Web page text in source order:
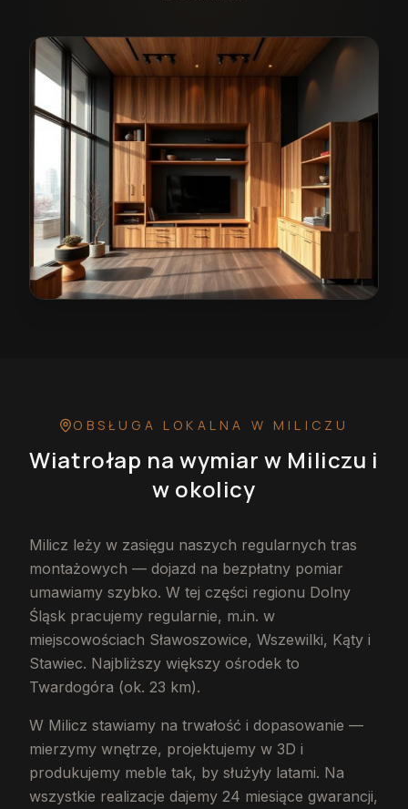
OBSŁUGA LOKALNA W MILICZU
Wiatrołap na wymiar w Miliczu i
w okolicy
Milicz leży w zasięgu naszych regularnych tras
montażowych — dojazd na bezpłatny pomiar
umawiamy szybko. W tej części regionu Dolny
Śląsk pracujemy regularnie, m.in. w
miejscowościach Sławoszowice, Wszewilki, Kąty i
Stawiec. Najbliższy większy ośrodek to
Twardogóra (ok. 23 km).
W Milicz stawiamy na trwałość i dopasowanie —
mierzymy wnętrze, projektujemy w 3D i
produkujemy meble tak, by służyły latami. Na
wszystkie realizacje dajemy 24 miesiące gwarancji,